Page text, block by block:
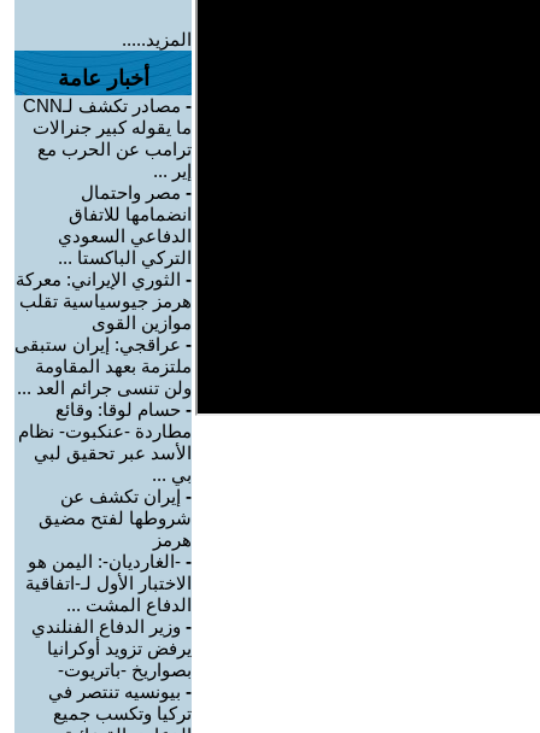
المزيد.....
أخبار عامة
-
مصادر تكشف لـCNN
ما يقوله كبير جنرالات
ترامب عن الحرب مع
إير ...
- مصر واحتمال
انضمامها للاتفاق
الدفاعي السعودي
التركي الباكستا ...
- الثوري الإيراني: معركة
هرمز جيوسياسية تقلب
موازين القوى
- عراقجي: إيران ستبقى
ملتزمة بعهد المقاومة
ولن تنسى جرائم العد ...
- حسام لوقا: وقائع
مطاردة -عنكبوت- نظام
الأسد عبر تحقيق لبي
بي ...
- إيران تكشف عن
شروطها لفتح مضيق
هرمز
- -الغارديان-: اليمن هو
الاختبار الأول لـ-اتفاقية
الدفاع المشت ...
- وزير الدفاع الفنلندي
يرفض تزويد أوكرانيا
بصواريخ -باتريوت-
- بيونسيه تنتصر في
تركيا وتكسب جميع